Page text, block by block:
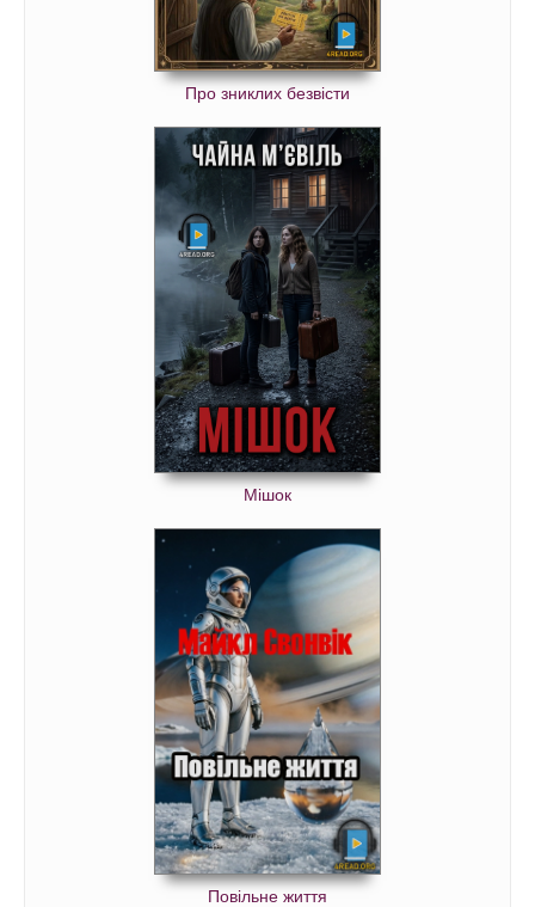
Про зниклих безвісти
Мішок
Повільне життя